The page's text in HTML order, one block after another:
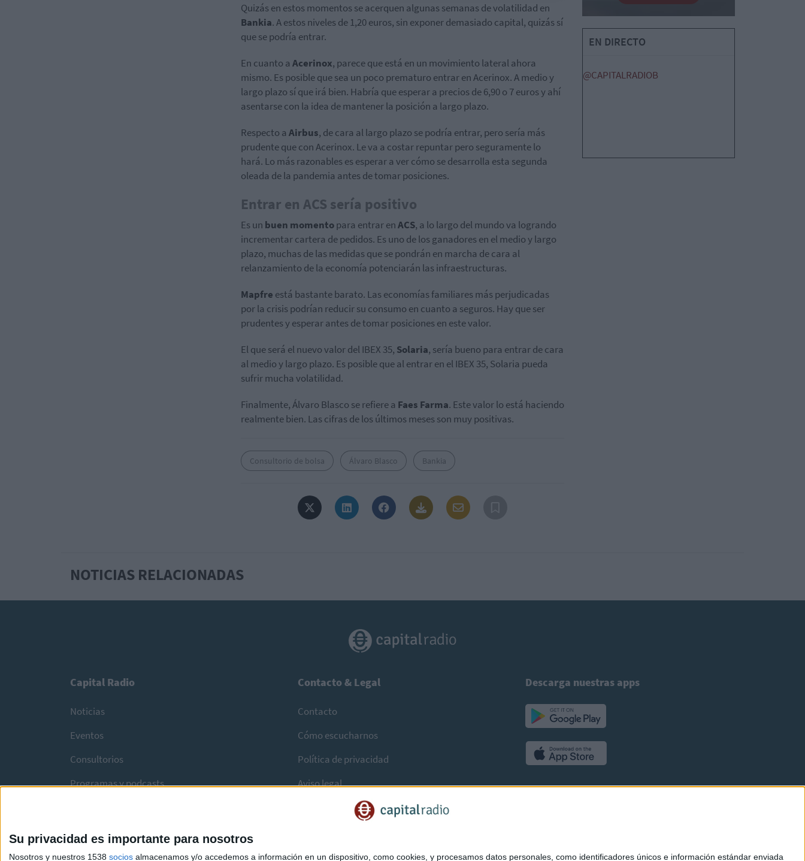
Su privacidad es importante para nosotros
Nosotros y nuestros 1538 socios almacenamos y/o accedemos a información en un dispositivo, como cookies, y procesamos datos personales, como identificadores únicos e información estándar enviada
Quizás en estos momentos se acerquen algunas semanas de volatilidad en
Bankia. A estos niveles de 1,20 euros, sin exponer demasiado capital, quizás sí
que se podría entrar.
En cuanto a Acerinox, parece que está en un movimiento lateral ahora
mismo. Es posible que sea un poco prematuro entrar en Acerinox. A medio y
largo plazo sí que irá bien. Habría que esperar a precios de 6,90 o 7 euros y ahí
asentarse con la idea de mantener la posición a largo plazo.
Respecto a Airbus, de cara al largo plazo se podría entrar, pero sería más
prudente que con Acerinox. Le va a costar repuntar pero seguramente lo
hará. Lo más razonables es esperar a ver cómo se desarrolla esta segunda
oleada de la pandemia antes de tomar posiciones.
Entrar en ACS sería positivo
Es un buen momentopara entrar enACS, a lo largo del mundo va logrando
incrementar cartera de pedidos. Es uno de los ganadores en el medio y largo
plazo, muchas de las medidas que se pondrán en marcha de cara al
relanzamiento de la economía potenciarán las infraestructuras.
Mapfre está bastante barato. Las economías familiares más perjudicadas
por la crisis podrían reducir su consumo en cuanto a seguros. Hay que ser
prudentes y esperar antes de tomar posiciones en este valor.
El que será el nuevo valor del IBEX 35, Solaria, sería bueno para entrar de cara
al medio y largo plazo. Es posible que al entrar en el IBEX 35, Solaria pueda
sufrir mucha volatilidad.
Finalmente, Álvaro Blasco se refiere a Faes Farma. Este valor lo está haciendo
realmente bien. Las cifras de los últimos meses son muy positivas.
Consultorio de bolsa Álvaro Blasco Bankia
EN DIRECTO
@CAPITALRADIOB
NOTICIAS RELACIONADAS
Capital Radio
Noticias
Eventos
Consultorios
Programas y podcasts
Contacto & Legal
Contacto
Cómo escucharnos
Política de privacidad
Aviso legal
Descarga nuestras apps